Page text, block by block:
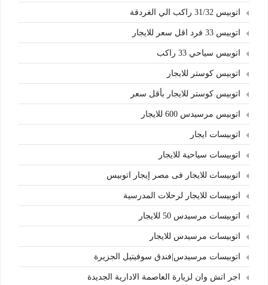
اتوبيس 31/32 راكب الي الغردقة
اتوبيس 33 فرد اقل سعر للايجار
اتوبيس سياحي 33 راكب
اتوبيس كوستر للايجار
اتوبيس كوستر للايجار بأقل سعر
اتوبيس مرسيدس 600 للايجار
اتوبيسات ايجار
اتوبيسات سياحية للايجار
اتوبيسات للايجار فى مصر إيجار اتوبيس
اتوبيسات للايجار لرحلات المدرسية
اتوبيسات مرسيدس 50 للايجار
اتوبيسات مرسيدس للايجار
اتوبيسات مرسيدس|فندق سوفيتيل الجزيرة
اجر اتش وان لزيارة العاصمة الادارية الجديدة